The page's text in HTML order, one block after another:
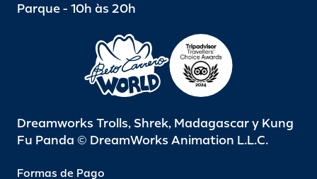
Parque - 10h às 20h
Dreamworks Trolls, Shrek, Madagascar y Kung
Fu Panda © DreamWorks Animation L.L.C.
Formas de Pago